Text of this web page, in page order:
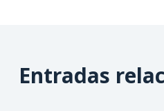
Entradas